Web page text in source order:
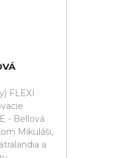
FLEXI
- Bellová
Mikuláši,
a